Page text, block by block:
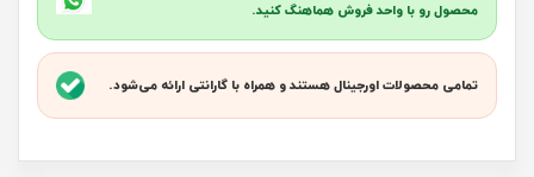
محصول رو با واحد فروش هماهنگ کنید.
تمامی محصولات اورجینال هستند و همراه با گارانتی ارائه می‌شود.